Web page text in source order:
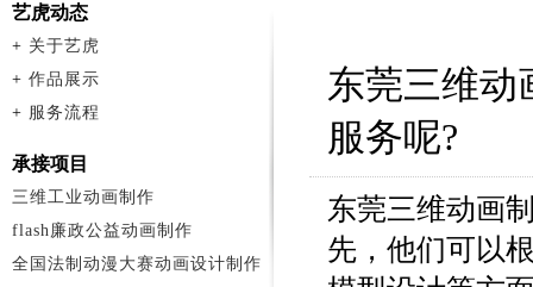
东莞三维动
服务呢?
东莞三维动画
先，他们可以
艺虎动态
+ 关于艺虎
+ 作品展示
+ 服务流程
承接项目
三维工业动画制作
flash廉政公益动画制作
全国法制动漫大赛动画设计制作